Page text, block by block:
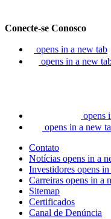
Conecte-se Conosco
opens in a new tab
opens in a new
opens
opens in a new
Contato
Notícias opens in a
Investidores opens
Carreiras opens in a
Sitemap
Certificados
Canal de Denúncia